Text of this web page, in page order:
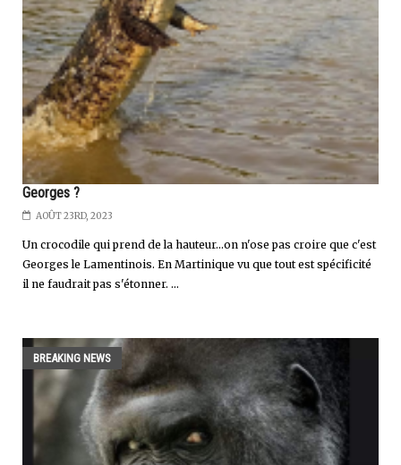
Georges ?
AOÛT 23RD, 2023
Un crocodile qui prend de la hauteur...on n'ose pas croire que c'est
Georges le Lamentinois. En Martinique vu que tout est spécificité
il ne faudrait pas s'étonner. ...
BREAKING NEWS